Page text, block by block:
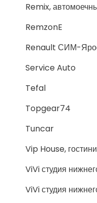
Remix,
RemzonE
Renault СИМ-
Service Auto
Tefal
Topgear74
Tuncar
Vip House,
ViVi студия
ViVi студия